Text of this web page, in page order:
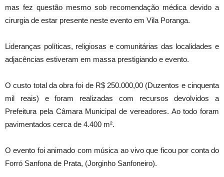
mas fez questão mesmo sob recomendação médica devido a
cirurgia de estar presente neste evento em Vila Poranga.
Lideranças políticas, religiosas e comunitárias das localidades e
adjacências estiveram em massa prestigiando e evento.
O custo total da obra foi de R$ 250.000,00 (Duzentos e cinquenta
mil reais) e foram realizadas com recursos devolvidos a
Prefeitura pela Câmara Municipal de vereadores. Ao todo foram
pavimentados cerca de 4.400 m².
O evento foi animado com música ao vivo que ficou por conta do
Forró Sanfona de Prata, (Jorginho Sanfoneiro).